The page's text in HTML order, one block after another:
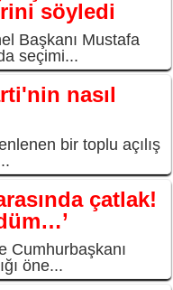
söyledi
Başkanı Mustafa
seçimi...
nasıl
bir toplu açılış
çatlak!
Cumhurbaşkanı
öne...